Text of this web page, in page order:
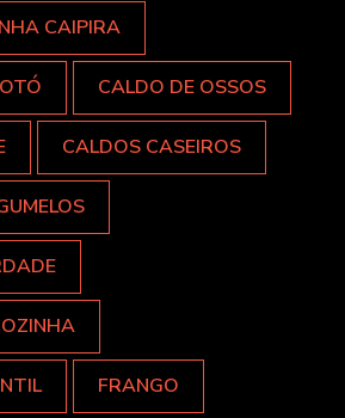
CAIPIRA
CALDO DE OSSOS
CALDOS CASEIROS
FRANGO